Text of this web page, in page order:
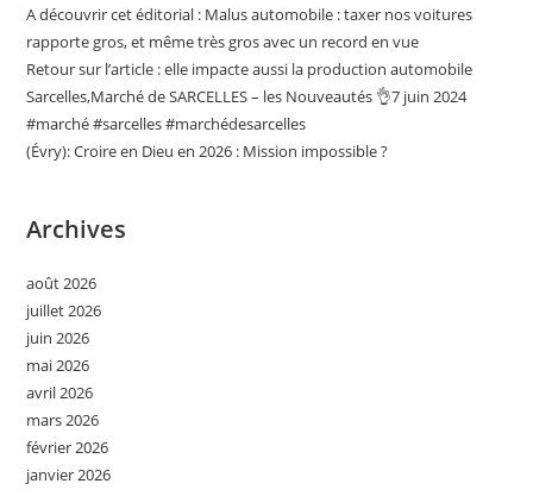
A découvrir cet éditorial : Malus automobile : taxer nos voitures
rapporte gros, et même très gros avec un record en vue
Retour sur l’article : elle impacte aussi la production automobile
Sarcelles,Marché de SARCELLES – les Nouveautés 👌7 juin 2024
#marché #sarcelles #marchédesarcelles
(Évry): Croire en Dieu en 2026 : Mission impossible ?
Archives
août 2026
juillet 2026
juin 2026
mai 2026
avril 2026
mars 2026
février 2026
janvier 2026